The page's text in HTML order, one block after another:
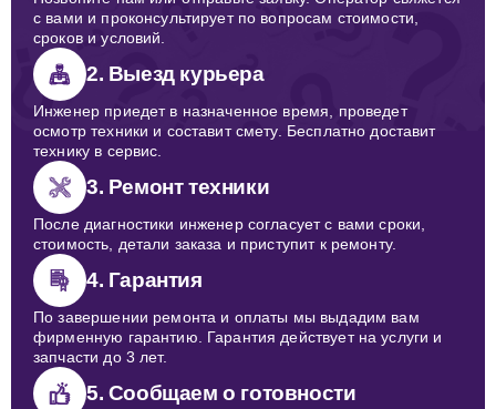
с вами и проконсультирует по вопросам стоимости,
сроков и условий.
2. Выезд курьера
Инженер приедет в назначенное время, проведет
осмотр техники и составит смету. Бесплатно доставит
технику в сервис.
3. Ремонт техники
После диагностики инженер согласует с вами сроки,
стоимость, детали заказа и приступит к ремонту.
4. Гарантия
По завершении ремонта и оплаты мы выдадим вам
фирменную гарантию. Гарантия действует на услуги и
запчасти до 3 лет.
5. Сообщаем о готовности